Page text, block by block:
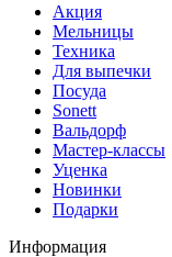
Акция
Мельницы
Техника
Для выпечки
Посуда
Sonett
Вальдорф
Мастер-классы
Уценка
Новинки
Подарки
Информация